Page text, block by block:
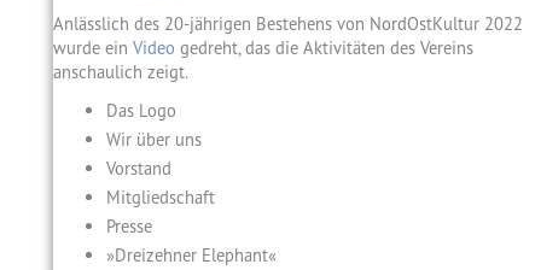
Anlässlich des 20-jährigen Bestehens von NordOstKultur 2022
wurde ein Video gedreht, das die Aktivitäten des Vereins
anschaulich zeigt.
Das Logo
Wir über uns
Vorstand
Mitgliedschaft
Presse
»Dreizehner Elephant«